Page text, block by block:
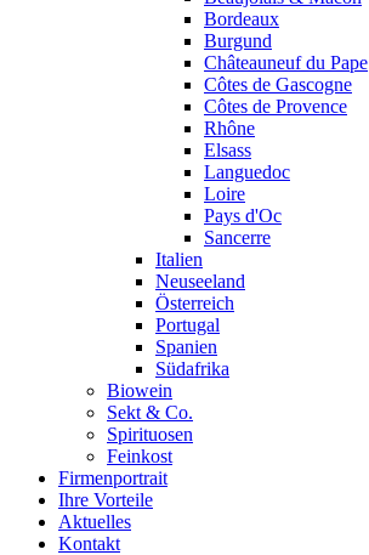
Bordeaux
Burgund
Châteauneuf du Pape
Côtes de Gascogne
Côtes de Provence
Rhône
Elsass
Languedoc
Loire
Pays d'Oc
Sancerre
Italien
Neuseeland
Österreich
Portugal
Spanien
Südafrika
Biowein
Sekt & Co.
Spirituosen
Feinkost
Firmenportrait
Ihre Vorteile
Aktuelles
Kontakt